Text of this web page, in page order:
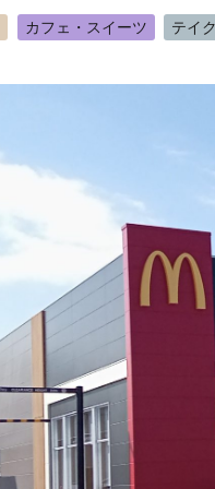
カフェ・スイーツ テイ